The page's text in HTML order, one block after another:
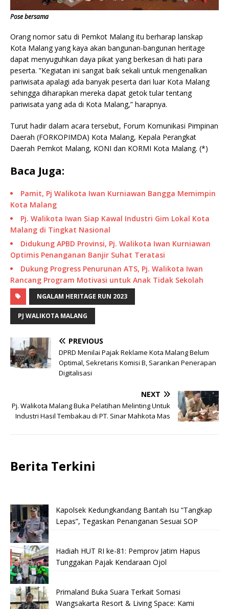
Pose bersama
Orang nomor satu di Pemkot Malang itu berharap lanskap
Kota Malang yang kaya akan bangunan-bangunan heritage
dapat menyuguhkan daya pikat yang berkesan di hati para
peserta. ”Kegiatan ini sangat baik sekali untuk mengenalkan
pariwisata apalagi ada banyak peserta dari luar Kota Malang
sehingga diharapkan mereka dapat getok tular tentang
pariwisata yang ada di Kota Malang,” harapnya.
Turut hadir dalam acara tersebut, Forum Komunikasi Pimpinan
Daerah (FORKOPIMDA) Kota Malang, Kepala Perangkat
Daerah Pemkot Malang, KONI dan KORMI Kota Malang. (*)
Baca Juga:
Pamit, Pj Walikota Iwan Kurniawan Bangga Memimpin
Kota Malang
Pj. Walikota Iwan Siap Kawal Industri Gim Lokal Kota
Malang di Tingkat Nasional
Didukung APBD Provinsi, Pj. Walikota Iwan Kurniawan
Optimis Penanganan Banjir Suhat Teratasi
Dukung Progress Penurunan ATS, Pj. Walikota Iwan
Rancang Program Motivasi untuk Anak Tidak Sekolah
NGALAM HERITAGE RUN 2023
PJ WALIKOTA MALANG
PREVIOUS
DPRD Menilai Pajak Reklame Kota Malang Belum
Optimal, Sekretaris Komisi B, Sarankan Penerapan
Digitalisasi
NEXT
Pj. Walikota Malang Buka Pelatihan Melinting Untuk
Industri Hasil Tembakau di PT. Sinar Mahkota Mas
Berita Terkini
Kapolsek Kedungkandang Bantah Isu “Tangkap
Lepas”, Tegaskan Penanganan Sesuai SOP
Hadiah HUT RI ke-81: Pemprov Jatim Hapus
Tunggakan Pajak Kendaraan Ojol
Primaland Buka Suara Terkait Somasi
Wangsakarta Resort & Living Space: Kami